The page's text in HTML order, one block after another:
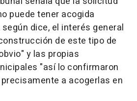
puede tener acogida
dice, el interés general
de este tipo de
y las propias
"así lo confirmaron
a acogerlas en